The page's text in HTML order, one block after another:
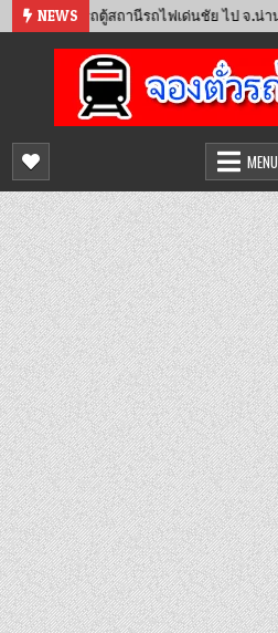
Skip NEWS
รถตู้สถานีรถไฟเด่นชัย ไป จ.น่าน
จองตั๋วรถไฟออนไลน์
จำหน่ายตั๋วรถไฟล่วงหน้า จองได้ 24 ชั่วโมง
MENU